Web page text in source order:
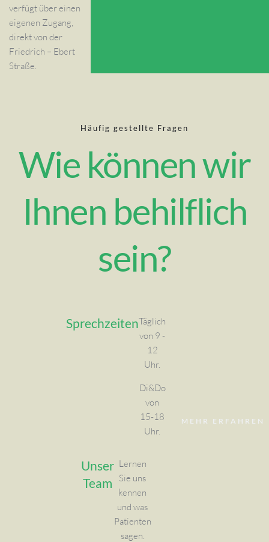
verfügt über einen
eigenen Zugang,
direkt von der
Friedrich – Ebert
Straße.
Häufig gestellte Fragen
Wie können wir
Ihnen behilflich
sein?
SprechzeitenTäglich
von 9 -
12
Uhr.
Di&Do
von
15-18
Uhr.
MEHR ERFAHREN
Unser
Team
Lernen
Sie uns
kennen
und was
Patienten
sagen.